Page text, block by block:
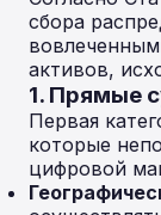
сбора
активов,
1. Прямые
Первая
которые
цифровой